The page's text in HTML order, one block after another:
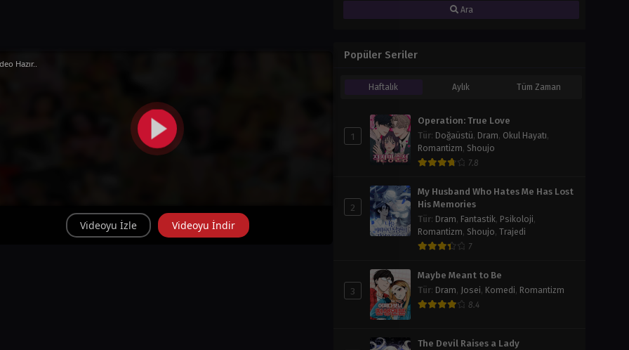
Ara
Popüler Seriler
Haftalık Aylık Tüm Zaman
1
Operation: True Love
Tür: Doğaüstü, Dram, Okul Hayatı,
Romantizm, Shoujo
7.8
2
My Husband Who Hates Me Has Lost
His Memories
Tür: Dram, Fantastik, Psikoloji,
Romantizm, Shoujo, Trajedi
7
3
Maybe Meant to Be
Tür: Dram, Josei, Komedi, Romantizm
8.4
The Devil Raises a Lady
Hazır..
Videoyu İzle Videoyu İndir